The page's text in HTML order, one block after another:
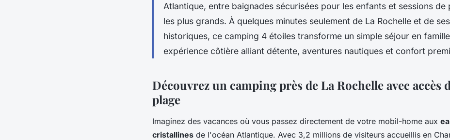
Atlantique, entre baignades sécurisées pour les enfants et sessions de
les plus grands. À quelques minutes seulement de La Rochelle et de
historiques, ce camping 4 étoiles transforme un simple séjour en
expérience côtière alliant détente, aventures nautiques et confort
Découvrez un camping près de La Rochelle avec accès
plage
Imaginez des vacances où vous passez directement de votre mobil-home aux
cristallines de l'océan Atlantique. Avec 3,2 millions de visiteurs accueillis en